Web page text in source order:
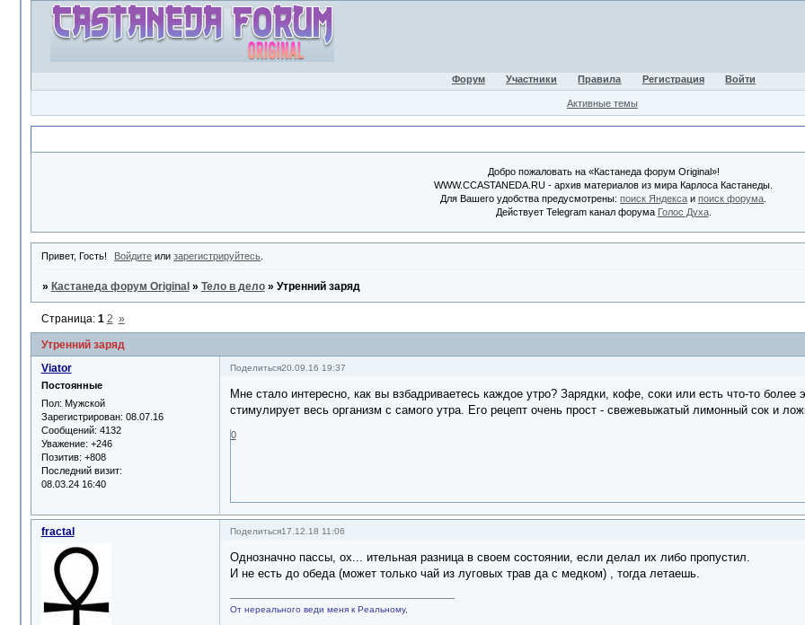
Форум Участники Правила Регистрация Войти
Активные темы
Добро пожаловать на «Кастанеда форум Original»!
WWW.CCASTANEDA.RU - архив материалов из мира Карлоса Кастанеды.
Для Вашего удобства предусмотрены:поиск Яндекса ипоиск форума
Действует Telegram канал форума Голос Духа.
Привет, Гость! Войдите илизарегистрируйтесь
» Кастанеда форум Original » Тело в дело » Утренний заряд
Утренний заряд
Страница: 1 2 »
Поделиться20.09.16 19:37
Viator
Постоянные
Пол: Мужской
Зарегистрирован: 08.07.16
Сообщений: 4132
Уважение: +246
Позитив: +808
Последний визит:
08.03.24 16:40
Мне стало интересно, как вы взбадриваетесь каждое утро? Зарядки, кофе, соки или есть что-то
стимулирует весь организм с самого утра. Его рецепт очень прост - свежевыжатый лимонный сок и
0
Поделиться17.12.18 11:06
fractal
Однозначно пассы, ох... ительная разница в своем состоянии, если делал их либо пропустил.
И не есть до обеда (может только чай из луговых трав да с медком) , тогда летаешь.
От нереального веди меня к Реальному,